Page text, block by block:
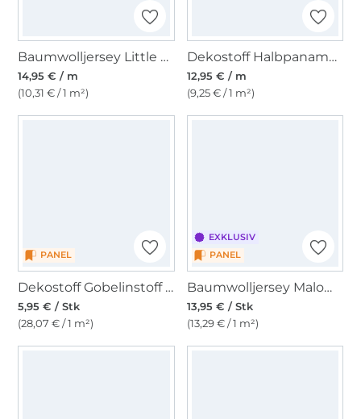
Baumwolljersey Little Farm, beige
14,95 € / m
(10,31 € / 1 m²)
Dekostoff Halbpanama Fische
12,95 € / m
(9,25 € / 1 m²)
PANEL
Dekostoff Gobelinstoff Panel Audrey Cat, 46 x 46 cm
5,95 € / Stk
(28,07 € / 1 m²)
EXKLUSIV
PANEL
Baumwolljersey Malomi Panel Feuerdrache 150 x 70 cm
13,95 € / Stk
(13,29 € / 1 m²)